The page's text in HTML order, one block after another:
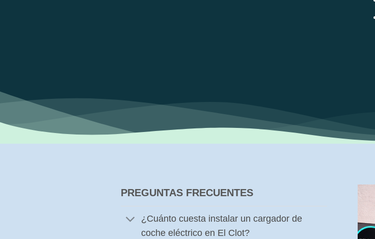
PREGUNTAS FRECUENTES
¿Cuánto cuesta instalar un cargador de
coche eléctrico en El Clot?